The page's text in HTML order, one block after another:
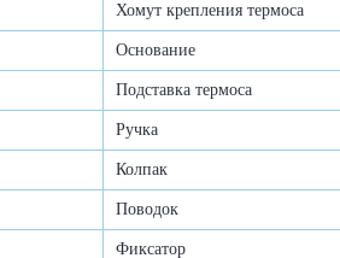
Хомут крепления термоса
Основание
Подставка термоса
Ручка
Колпак
Поводок
Фиксатор